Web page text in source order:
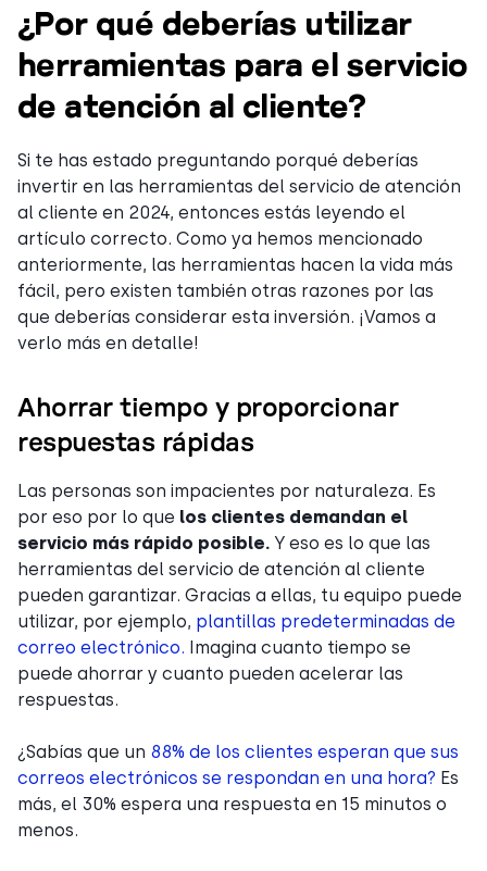
¿Por qué deberías utilizar
herramientas para el servicio
de atención al cliente?
Si te has estado preguntando porqué deberías
invertir en las herramientas del servicio de atención
al cliente en 2024, entonces estás leyendo el
artículo correcto. Como ya hemos mencionado
anteriormente, las herramientas hacen la vida más
fácil, pero existen también otras razones por las
que deberías considerar esta inversión. ¡Vamos a
verlo más en detalle!
Ahorrar tiempo y proporcionar
respuestas rápidas
Las personas son impacientes por naturaleza. Es
por eso por lo que los clientes demandan el
servicio más rápido posible. Y eso es lo que las
herramientas del servicio de atención al cliente
pueden garantizar. Gracias a ellas, tu equipo puede
utilizar, por ejemplo, plantillas predeterminadas de
correo electrónico. Imagina cuanto tiempo se
puede ahorrar y cuanto pueden acelerar las
respuestas.
¿Sabías que un 88% de los clientes esperan que sus
correos electrónicos se respondan en una hora? Es
más, el 30% espera una respuesta en 15 minutos o
menos.